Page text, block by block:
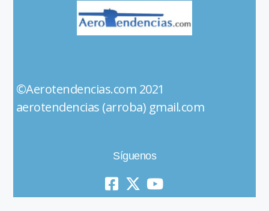
©Aerotendencias.com 2021
aerotendencias (arroba) gmail.com
Síguenos